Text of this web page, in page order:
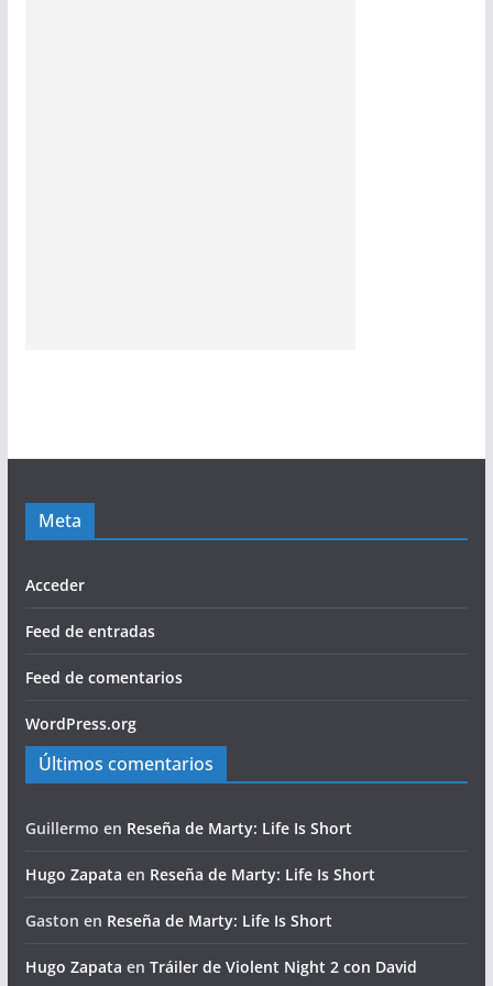
Meta
Acceder
Feed de entradas
Feed de comentarios
WordPress.org
Últimos comentarios
Guillermo en Reseña de Marty: Life Is Short
Hugo Zapata en Reseña de Marty: Life Is Short
Gaston en Reseña de Marty: Life Is Short
Hugo Zapata en Tráiler de Violent Night 2 con David